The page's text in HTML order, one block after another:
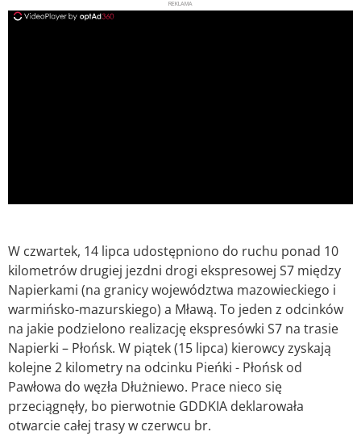
REKLAMA
W czwartek, 14 lipca udostępniono do ruchu ponad 10
kilometrów drugiej jezdni drogi ekspresowej S7 między
Napierkami (na granicy województwa mazowieckiego i
warmińsko-mazurskiego) a Mławą. To jeden z odcinków
na jakie podzielono realizację ekspresówki S7 na trasie
Napierki – Płońsk. W piątek (15 lipca) kierowcy zyskają
kolejne 2 kilometry na odcinku Pieńki - Płońsk od
Pawłowa do węzła Dłużniewo. Prace nieco się
przeciągnęły, bo pierwotnie GDDKIA deklarowała
otwarcie całej trasy w czerwcu br.